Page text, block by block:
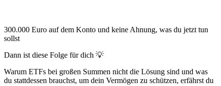
300.000 Euro auf dem Konto und keine Ahnung, was du jetzt tun
sollst
Dann ist diese Folge für dich 💡
Warum ETFs bei großen Summen nicht die Lösung sind und was
du stattdessen brauchst, um dein Vermögen zu schützen, erfährst du